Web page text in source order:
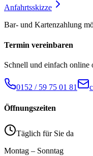
Anfahrtsskizze
Bar- und Kartenzahlung
Termin vereinbaren
Schnell und einfach online
0152 / 59 75 01 81
Öffnungszeiten
Täglich für Sie da
Montag – Sonntag